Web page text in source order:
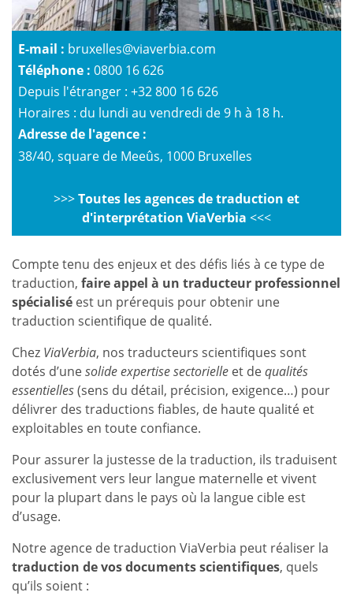
E-mail : bruxelles@viaverbia.com
Téléphone : 0800 16 626
Depuis l'étranger : +32 800 16 626
Horaires : du lundi au vendredi de 9 h à 18 h.
Adresse de l'agence :
38/40, square de Meeûs, 1000 Bruxelles
>>>Toutes les agences de traduction et
d'interprétation ViaVerbia <<<
Compte tenu des enjeux et des défis liés à ce type de
traduction, faire appel à un traducteur professionnel
spécialisé est un prérequis pour obtenir une
traduction scientifique de qualité.
Chez ViaVerbia, nos traducteurs scientifiques sont
dotés d’unesolide expertise sectorielle et dequalités
essentielles(sens du détail, précision, exigence…) pour
délivrer des traductions fiables, de haute qualité et
exploitables en toute confiance.
Pour assurer la justesse de la traduction, ils traduisent
exclusivement vers leur langue maternelle et vivent
pour la plupart dans le pays où la langue cible est
d’usage.
Notre agence de traduction ViaVerbia peut réaliser la
traduction de vos documents scientifiques, quels
qu’ils soient :